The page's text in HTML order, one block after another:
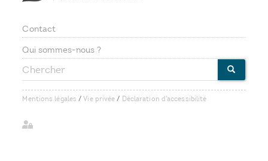
Footer
menu
Contact
Qui sommes-nous ?
Chercher
Mentions légales /Vie privée / Déclaration d'accessibilité
User